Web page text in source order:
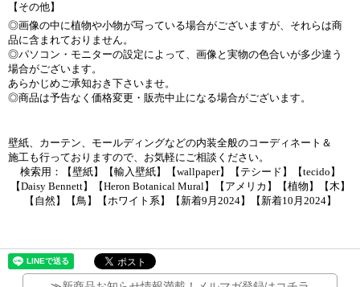
【その他】
◎画像の中に植物や小物が写っている場合がございますが、それらは商
品に含まれておりません。
◎パソコン・モニターの設定によって、画像と実物の色合いが多少違う
場合がございます。
あらかじめご承知おき下さいませ。
◎商品は予告なく価格変更・販売中止になる場合がございます。
壁紙、カーテン、モールディングなどの内装全般のコーディネート＆
施工も行っておりますので、お気軽にご相談ください。
検索用：【壁紙】【輸入壁紙】【wallpaper】【テシード】【tecido】
【Daisy Bennett】【Heron Botanical Mural】【アメリカ】【植物】【木】
【自然】【鳥】【ホワイト系】【新着9月2024】【新着10月2024】